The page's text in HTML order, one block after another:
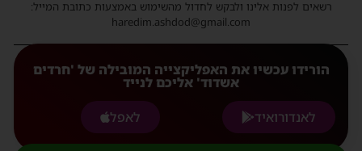
רשאים לפנות אלינו ולבקש לחדול מהשימוש באמצעות כתובת המייל:
haredim.ashdod@gmail.com
הורידו עכשיו את האפליקצייה המובילה של 'חרדים
אשדוד' אליכם לנייד
לאנדורואיד
לאפל